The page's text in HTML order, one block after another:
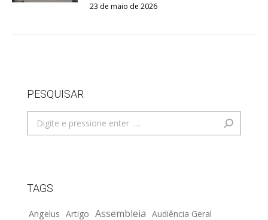
23 de maio de 2026
PESQUISAR
Search:
TAGS
Angelus Artigo Assembleia Audiência Geral